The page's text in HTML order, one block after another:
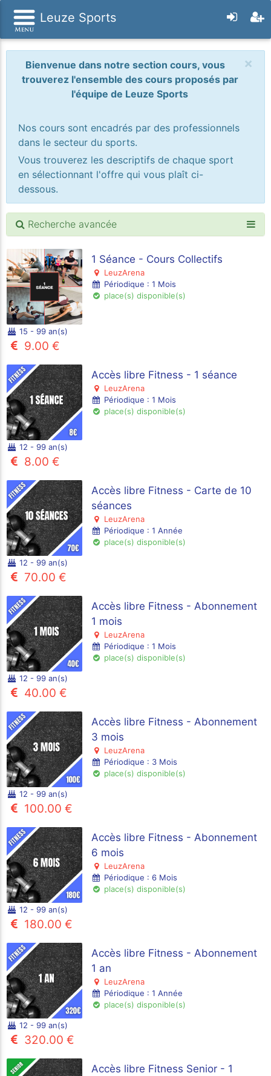
Leuze Sports
×
Bienvenue dans notre section cours, vous
trouverez l'ensemble des cours proposés par
l'équipe de Leuze Sports
Nos cours sont encadrés par des professionnels
dans le secteur du sports.
Vous trouverez les descriptifs de chaque sport
en sélectionnant l'offre qui vous plaît ci-
dessous.
Recherche avancée
1 Séance - Cours Collectifs
LeuzArena
Périodique : 1 Mois
place(s) disponible(s)
15 - 99 an(s)
9.00 €
Accès libre Fitness - 1 séance
LeuzArena
Périodique : 1 Mois
place(s) disponible(s)
12 - 99 an(s)
8.00 €
Accès libre Fitness - Carte de 10
séances
LeuzArena
Périodique : 1 Année
place(s) disponible(s)
12 - 99 an(s)
70.00 €
Accès libre Fitness - Abonnement
1 mois
LeuzArena
Périodique : 1 Mois
place(s) disponible(s)
12 - 99 an(s)
40.00 €
Accès libre Fitness - Abonnement
3 mois
LeuzArena
Périodique : 3 Mois
place(s) disponible(s)
12 - 99 an(s)
100.00 €
Accès libre Fitness - Abonnement
6 mois
LeuzArena
Périodique : 6 Mois
place(s) disponible(s)
12 - 99 an(s)
180.00 €
Accès libre Fitness - Abonnement
1 an
LeuzArena
Périodique : 1 Année
place(s) disponible(s)
12 - 99 an(s)
320.00 €
Accès libre Fitness Senior - 1